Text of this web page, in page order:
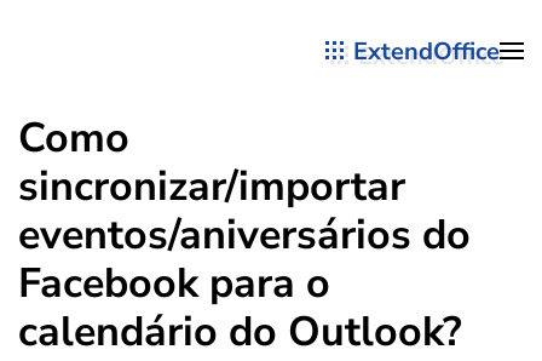
ExtendOffice
Como
sincronizar/importar
eventos/aniversários do
Facebook para o
calendário do Outlook?